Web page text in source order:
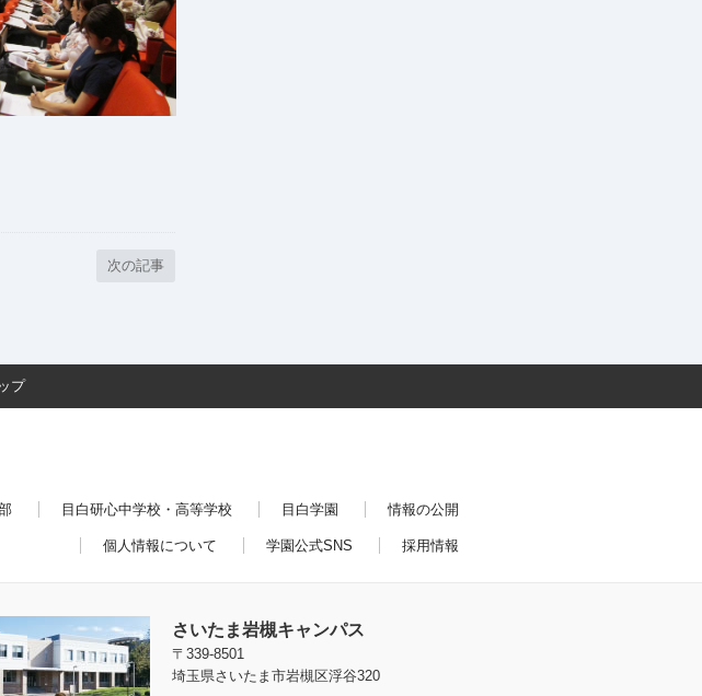
次の記事
プ
目白研心中学校・高等学校 目白学園 情報の公開
個人情報について 学園公式SNS 採用情報
さいたま岩槻キャンパス
〒339-8501
埼玉県さいたま市岩槻区浮谷320